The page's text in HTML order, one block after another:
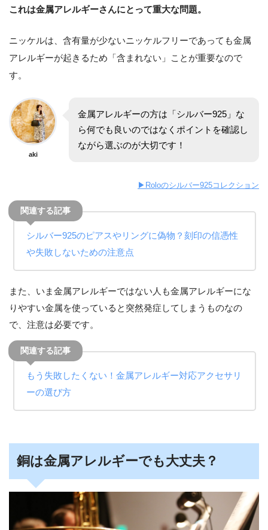
これは金属アレルギーさんにとって重大な問題。
ニッケルは、含有量が少ないニッケルフリーであっても金属
アレルギーが起きるため「含まれない」ことが重要なので
す。
aki
金属アレルギーの方は「シルバー925」な
ら何でも良いのではなくポイントを確認し
ながら選ぶのが大切です！
▶︎Roloのシルバー925コレクション
シルバー925のピアスやリングに偽物？刻印の信憑性
や失敗しないための注意点
また、いま金属アレルギーではない人も金属アレルギーにな
りやすい金属を使っていると突然発症してしまうものなの
で、注意は必要です。
もう失敗したくない！金属アレルギー対応アクセサリ
ーの選び方
銅は金属アレルギーでも大丈夫？